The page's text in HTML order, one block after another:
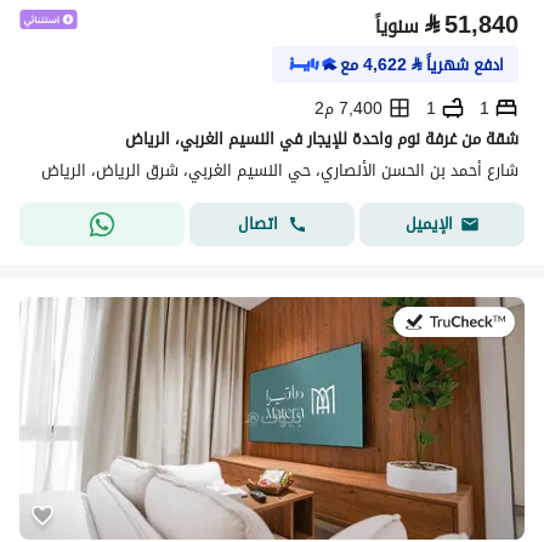
⃁51,840 سنوياً
ادفع شهرياً⃁
4,622مع
1
1
7,400 م2
شقة من غرفة نوم واحدة للإيجار في النسيم الغربي، الرياض
شارع أحمد بن الحسن الأنصاري، حي النسيم الغربي، شرق الرياض، الرياض
الإيميل
اتصال
في:20 يوليو 2026